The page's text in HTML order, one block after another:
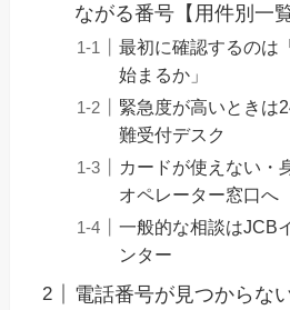
ながる番号【用件別一覧
最初に確認するのは
始まるか」
緊急度が高いときは
難受付デスク
カードが使えない・
オペレーター窓口へ
一般的な相談はJCB
ンター
電話番号が見つからな